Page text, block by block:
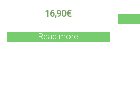
16,90€
Read more